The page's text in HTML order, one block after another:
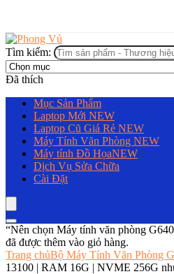
Tìm kiếm:
Đã thích
Mục Sản Phẩm
Laptop Mới NEW
Laptop Cũ Giá Rẻ NEW
Máy Tính Văn Phòng NEW
Máy tính Đồ HọaNEW
Dịch Vụ Sửa Chữa
Cài Đặt
“Nên chọn Máy tính văn phòng
đã được thêm vào giỏ hàng.
Trang chủBộ Máy Tính Văn Phòng
13100 | RAM 16G | NVME 256G